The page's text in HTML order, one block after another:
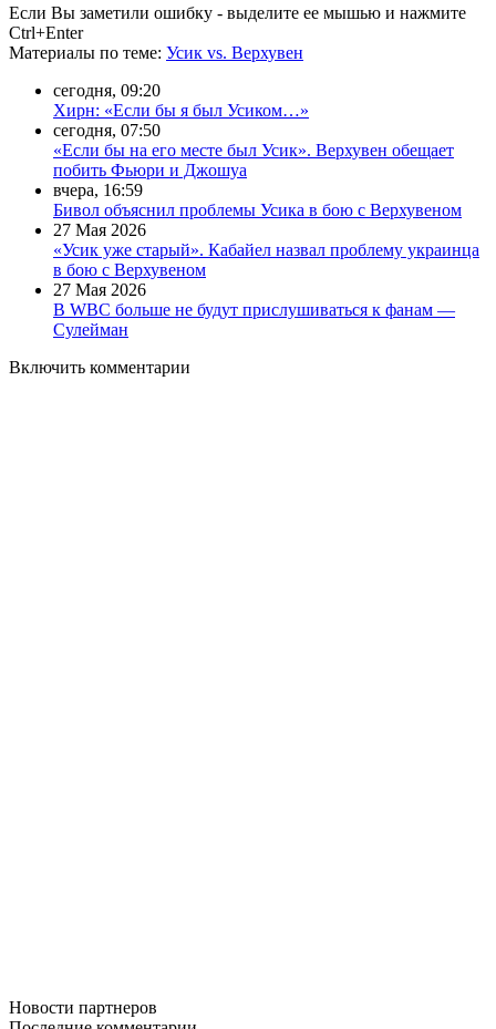
Если Вы заметили ошибку - выделите ее мышью и нажмите
Ctrl+Enter
Материалы по теме: Усик vs. Верхувен
сегодня, 09:20
Хирн: «Если бы я был Усиком…»
сегодня, 07:50
«Если бы на его месте был Усик». Верхувен обещает
побить Фьюри и Джошуа
вчера, 16:59
Бивол объяснил проблемы Усика в бою с Верхувеном
27 Мая 2026
«Усик уже старый». Кабайел назвал проблему украинца
в бою с Верхувеном
27 Мая 2026
В WBC больше не будут прислушиваться к фанам —
Сулейман
Включить комментарии
Новости партнеров